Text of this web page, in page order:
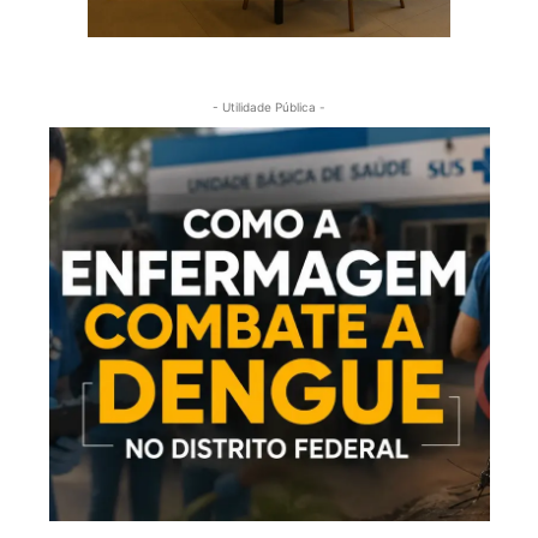
- Utilidade Pública -